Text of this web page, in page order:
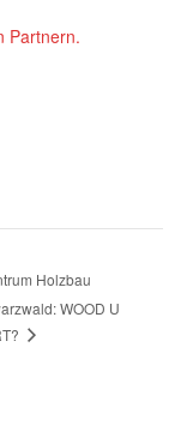
Partnern.
Holzbau
WOOD U